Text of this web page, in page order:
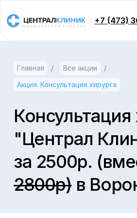
Цены
Колоноскопия
Гастроэтерология
Урология
Хирургия
Гинекология
Дерматология
Флебология
Консультация хирурга
за 2500р. (вместо
2800р) в Воронеже